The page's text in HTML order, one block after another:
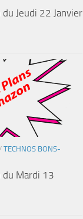
Jeudi 22 Janvier
/ TECHNOS BONS-
du Mardi 13